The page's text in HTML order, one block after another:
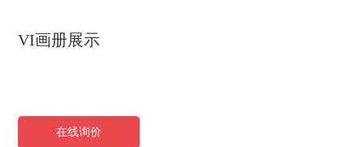
VI画册展示
在线询价